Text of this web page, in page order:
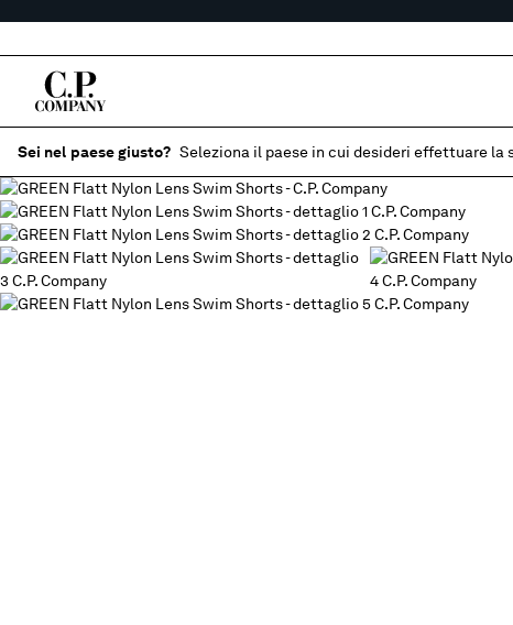
Sei nel paese giusto? Seleziona il paese in cui desideri effettuare la